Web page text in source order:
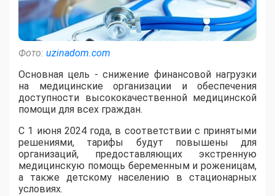
Фото: uzinadom.com
Основная цель - снижение финансовой нагрузки
на медицинские организации и обеспечения
доступности высококачественной медицинской
помощи для всех граждан.
С 1 июня 2024 года, в соответствии с принятыми
решениями, тарифы будут повышены для
организаций, предоставляющих экстренную
медицинскую помощь беременным и роженицам,
а также детскому населению в стационарных
условиях.